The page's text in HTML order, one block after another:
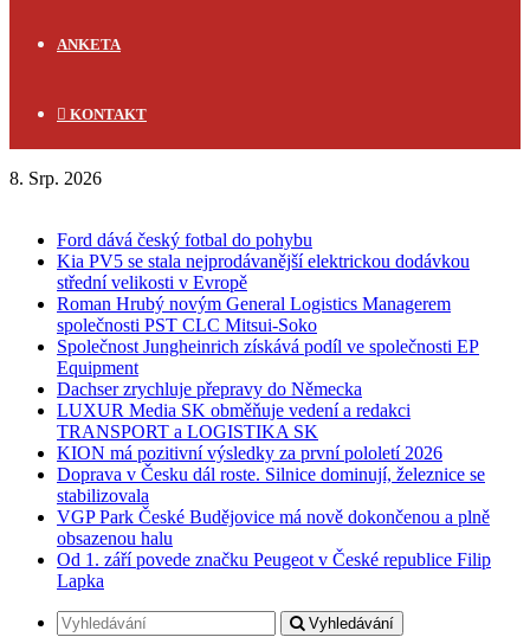
ANKETA
KONTAKT
8. Srp. 2026
Ford dává český fotbal do pohybu
Kia PV5 se stala nejprodávanější elektrickou dodávkou
střední velikosti v Evropě
Roman Hrubý novým General Logistics Managerem
společnosti PST CLC Mitsui-Soko
Společnost Jungheinrich získává podíl ve společnosti EP
Equipment
Dachser zrychluje přepravy do Německa
LUXUR Media SK obměňuje vedení a redakci
TRANSPORT a LOGISTIKA SK
KION má pozitivní výsledky za první pololetí 2026
Doprava v Česku dál roste. Silnice dominují, železnice se
stabilizovala
VGP Park České Budějovice má nově dokončenou a plně
obsazenou halu
Od 1. září povede značku Peugeot v České republice Filip
Lapka
Vyhledávání